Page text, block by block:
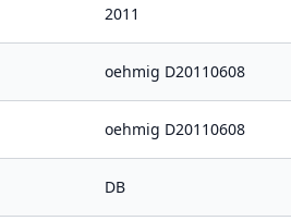
2011
oehmig D20110608
oehmig D20110608
DB